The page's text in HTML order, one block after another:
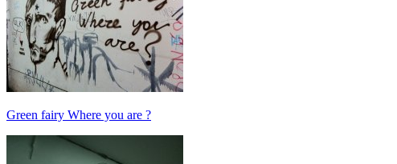
Green fairy Where you are ?